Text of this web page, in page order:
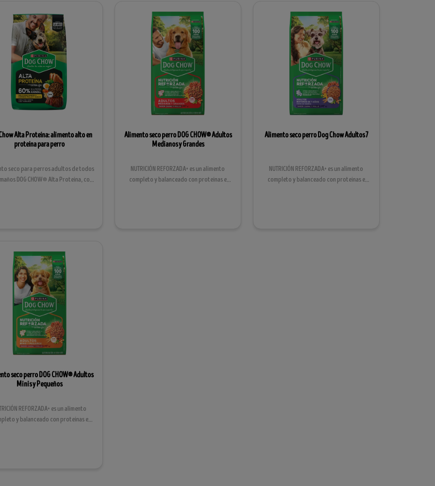
Alta Proteína: alimento alto en
proteína para perro
seco para perros adultos de todos
DOG CHOW® Alta Proteína, con
Alimento seco perro DOG CHOW® Adultos
Medianos y Grandes
NUTRICIÓN REFORZADA+ es un alimento
completo y balanceado con proteínas e
Alimento seco perro Dog Chow Adultos 7
NUTRICIÓN REFORZADA+ es un alimento
completo y balanceado con proteínas e
seco perro DOG CHOW® Adultos
Minis y Pequeños
REFORZADA+ es un alimento
y balanceado con proteínas e